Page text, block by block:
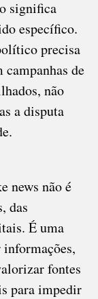
significa
específico.
precisa
campanhas de
não
a disputa
news não é
das
É uma
fontes
para impedir